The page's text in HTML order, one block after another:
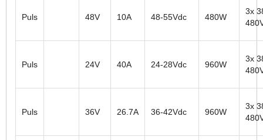
Puls 48V 10A 48-55Vdc 480W
3x
Puls 24V 40A 24-28Vdc 960W
3x
Puls 36V 26.7A 36-42Vdc 960W
3x